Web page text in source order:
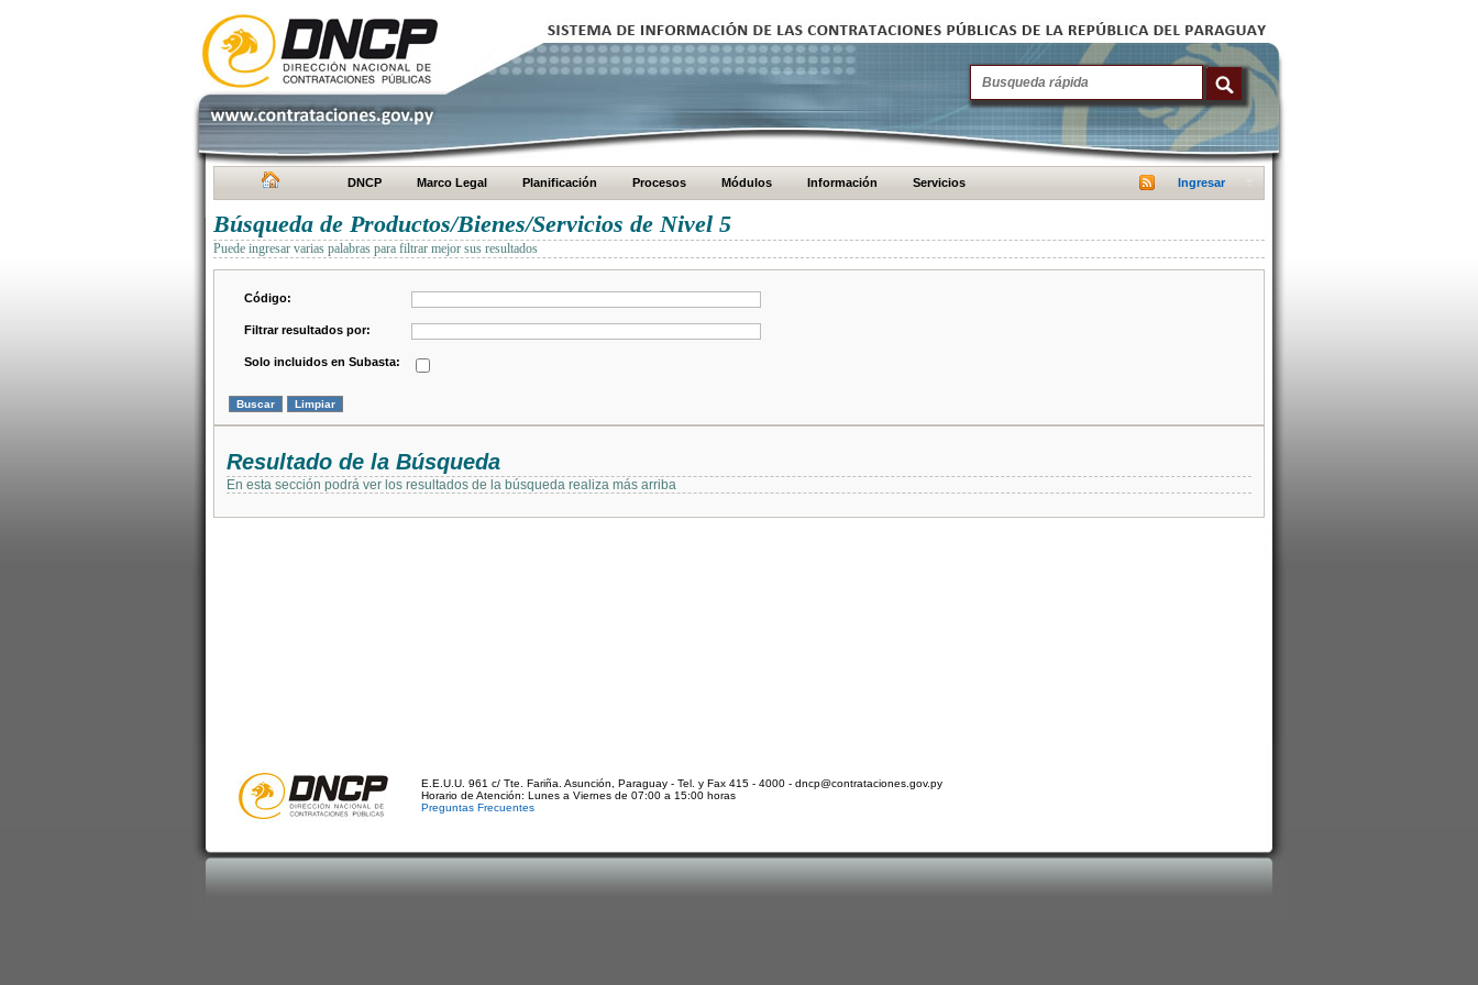
DNCP Marco Legal Planificación Procesos Módulos Información Servicios Ingresar
Búsqueda de Productos/Bienes/Servicios de Nivel 5
Puede ingresar varias palabras para filtrar mejor sus resultados
Código:
Filtrar resultados por:
Solo incluidos en Subasta:
Resultado de la Búsqueda
En esta sección podrá ver los resultados de la búsqueda realiza más arriba
E.E.U.U. 961 c/ Tte. Fariña. Asunción, Paraguay - Tel. y Fax 415 - 4000 - dncp@contrataciones.gov.py
Horario de Atención: Lunes a Viernes de 07:00 a 15:00 horas
Preguntas Frecuentes